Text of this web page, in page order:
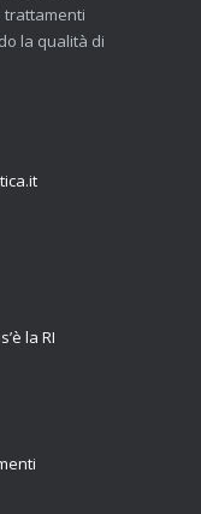
trattamenti
la qualità di
la RI